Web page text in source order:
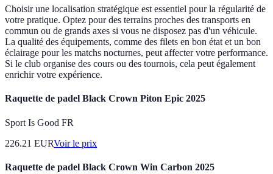
Choisir une localisation stratégique est essentiel pour la régularité de
votre pratique. Optez pour des terrains proches des transports en
commun ou de grands axes si vous ne disposez pas d'un véhicule.
La qualité des équipements, comme des filets en bon état et un bon
éclairage pour les matchs nocturnes, peut affecter votre performance.
Si le club organise des cours ou des tournois, cela peut également
enrichir votre expérience.
Raquette de padel Black Crown Piton Epic 2025
Sport Is Good FR
226.21 EURVoir le prix
Raquette de padel Black Crown Win Carbon 2025